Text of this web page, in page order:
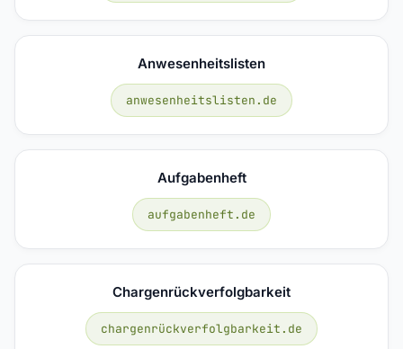
Anwesenheitslisten
anwesenheitslisten.de
Aufgabenheft
aufgabenheft.de
Chargenrückverfolgbarkeit
chargenrückverfolgbarkeit.de